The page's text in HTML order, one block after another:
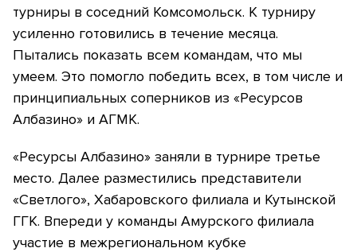
турниры в соседний Комсомольск. К турниру
усиленно готовились в течение месяца.
Пытались показать всем командам, что мы
умеем. Это помогло победить всех, в том числе и
принципиальных соперников из «Ресурсов
Албазино» и АГМК.
«Ресурсы Албазино» заняли в турнире третье
место. Далее разместились представители
«Светлого», Хабаровского филиала и Кутынской
ГГК. Впереди у команды Амурского филиала
участие в межрегиональном кубке